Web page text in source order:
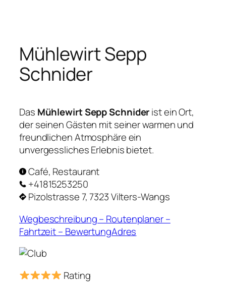
springen
Mühlewirt Sepp
Schnider
Das Mühlewirt Sepp Schniderist ein Ort,
der seinen Gästen mit seiner warmen und
freundlichen Atmosphäre ein
unvergessliches Erlebnis bietet.
Café, Restaurant
+41815253250
Pizolstrasse 7, 7323 Vilters-Wangs
Wegbeschreibung – Routenplaner –
Fahrtzeit – BewertungAdres
Rating